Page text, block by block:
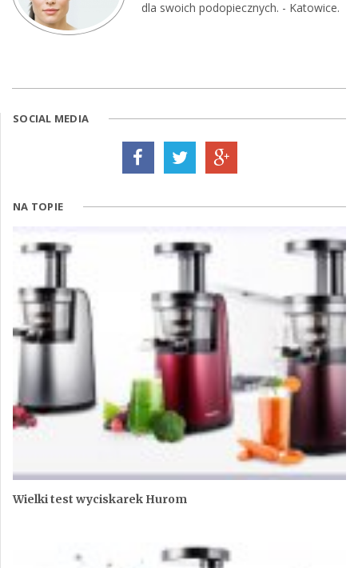
dla swoich podopiecznych. - Katowice.
SOCIAL MEDIA
NA TOPIE
Wielki test wyciskarek Hurom